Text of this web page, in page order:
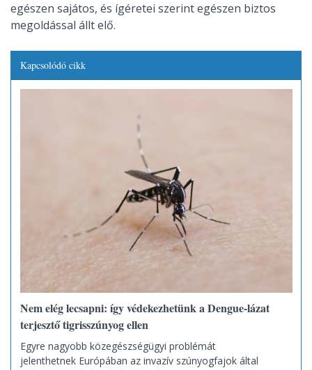
egészen sajátos, és ígéretei szerint egészen biztos
megoldással állt elő.
Kapcsolódó cikk
Nem elég lecsapni: így védekezhetünk a Dengue-lázat
terjesztő tigrisszúnyog ellen
Egyre nagyobb közegészségügyi problémát
jelenthetnek Európában az invazív szúnyogfajok által